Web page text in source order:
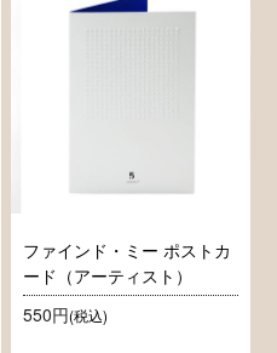
ファインド・ミー ポストカ
ード（アーティスト）
550円(税込)